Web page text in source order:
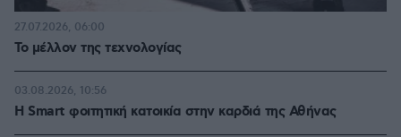
Το μέλλον της τεχνολογίας
27.07.2026, 06:00
Η Smart φοιτητική κατοικία στην καρδιά της Αθήνας
03.08.2026, 10:56